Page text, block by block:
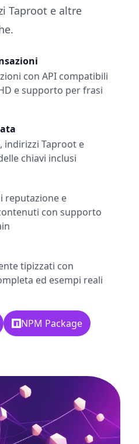
Taproot e altre
con API compatibili
e supporto per frasi
indirizzi Taproot e
chiavi inclusi
reputazione e
con supporto
tipizzati con
ed esempi reali
NPM Package